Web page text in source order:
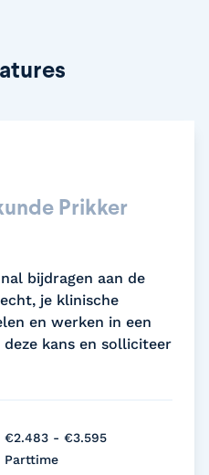
Prikker
bijdragen aan de
je klinische
en werken in een
kans en solliciteer
€2.483 - €3.595
Parttime